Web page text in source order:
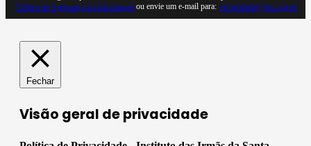
Política de Segurança da Informaçãoou envie um e-mail para: privacidade@iisc.org.br
Fechar
Visão geral de privacidade